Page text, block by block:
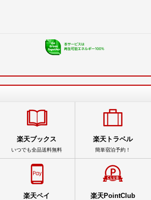
楽天ブックス
いつでも全品送料無料
楽天トラベル
簡単宿泊予約！
楽天ペイ 楽天PointClub